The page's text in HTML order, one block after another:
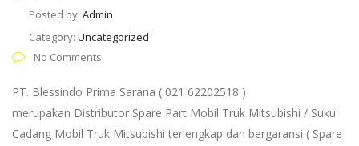
Posted by: Admin
Category: Uncategorized
No Comments
PT. Blessindo Prima Sarana ( 021 62202518 )
merupakan Distributor Spare Part Mobil Truk Mitsubishi / Suku
Cadang Mobil Truk Mitsubishi terlengkap dan bergaransi ( Spare